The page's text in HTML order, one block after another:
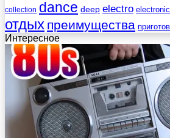
collection dance deep electro electronic
отдых преимущества
Интересное